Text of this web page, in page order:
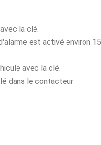
la clé.
est activé environ 15
avec la clé.
dans le contacteur